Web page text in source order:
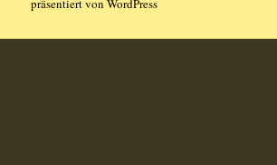
präsentiert von WordPress